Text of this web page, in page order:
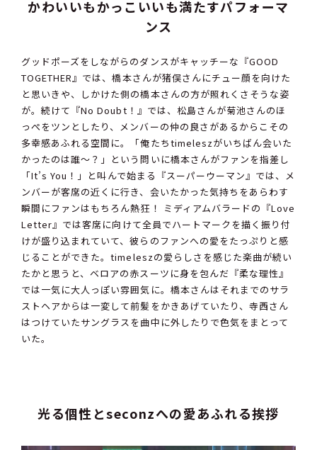
かわいいもかっこいいも満たすパフォーマ
ンス
グッドポーズをしながらのダンスがキャッチーな『GOOD
TOGETHER』では、橋本さんが猪俣さんにチュー顔を向けた
と思いきや、しかけた側の橋本さんの方が照れくさそうな姿
が。続けて『No Doubt！』では、松島さんが菊池さんのほ
っぺをツンとしたり、メンバーの仲の良さがあるからこその
多幸感あふれる空間に。「俺たちtimeleszがいちばん会いた
かったのは誰〜？」という問いに橋本さんがファンを指差し
「It’s You！」と叫んで始まる『スーパーウーマン』では、メ
ンバーが客席の近くに行き、会いたかった気持ちをあらわす
瞬間にファンはもちろん熱狂！ ミディアムバラードの『Love
Letter』では客席に向けて全員でハートマークを描く振り付
けが盛り込まれていて、彼らのファンへの愛をたっぷりと感
じることができた。timeleszの愛らしさを感じた楽曲が続い
たかと思うと、ベロアの赤スーツに身を包んだ『柔な理性』
では一気に大人っぽい雰囲気に。橋本さんはそれまでのサラ
ストヘアからは一変して前髪をかきあげていたり、寺西さん
はつけていたサングラスを曲中に外したりで色気をまとって
いた。
光る個性とseconzへの愛あふれる挨拶